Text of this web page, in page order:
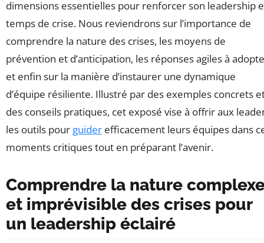
dimensions essentielles pour renforcer son leadership
temps de crise. Nous reviendrons sur l’importance de
comprendre la nature des crises, les moyens de
prévention et d’anticipation, les réponses agiles à
et enfin sur la manière d’instaurer une dynamique
d’équipe résiliente. Illustré par des exemples concrets
des conseils pratiques, cet exposé vise à offrir aux
les outils pour guider efficacement leurs équipes dans
moments critiques tout en préparant l’avenir.
Comprendre la nature
et imprévisible des crises pour
un leadership éclairé